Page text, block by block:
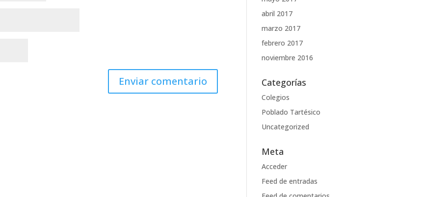
abril 2017
marzo 2017
febrero 2017
noviembre 2016
Categorías
Colegios
Poblado Tartésico
Uncategorized
Meta
Acceder
Feed de entradas